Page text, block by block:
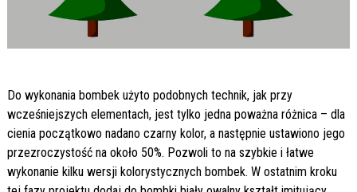
Do wykonania bombek użyto podobnych technik, jak przy
wcześniejszych elementach, jest tylko jedna poważna różnica – dla
cienia początkowo nadano czarny kolor, a następnie ustawiono jego
przezroczystość na około 50%. Pozwoli to na szybkie i łatwe
wykonanie kilku wersji kolorystycznych bombek. W ostatnim kroku